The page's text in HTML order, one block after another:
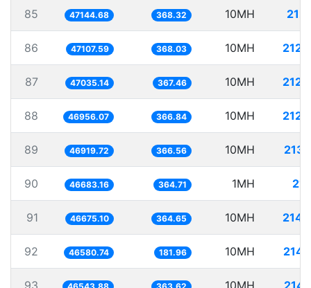
85 47144.68 368.32 10MH
86 47107.59 368.03 10MH
87 47035.14 367.46 10MH
88 46956.07 366.84 10MH
89 46919.72 366.56 10MH
90 46683.16 364.71 1MH
91 46675.10 364.65 10MH
92 46580.74 181.96 10MH
93 10MH